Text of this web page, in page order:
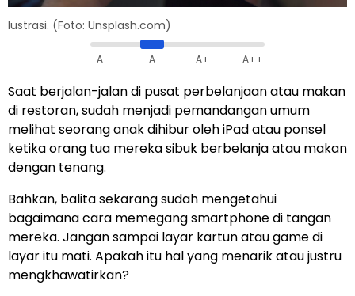
Iustrasi. (Foto: Unsplash.com)
A- A A+ A++
Saat berjalan-jalan di pusat perbelanjaan atau makan
di restoran, sudah menjadi pemandangan umum
melihat seorang anak dihibur oleh iPad atau ponsel
ketika orang tua mereka sibuk berbelanja atau makan
dengan tenang.
Bahkan, balita sekarang sudah mengetahui
bagaimana cara memegang smartphone di tangan
mereka. Jangan sampai layar kartun atau game di
layar itu mati. Apakah itu hal yang menarik atau justru
mengkhawatirkan?